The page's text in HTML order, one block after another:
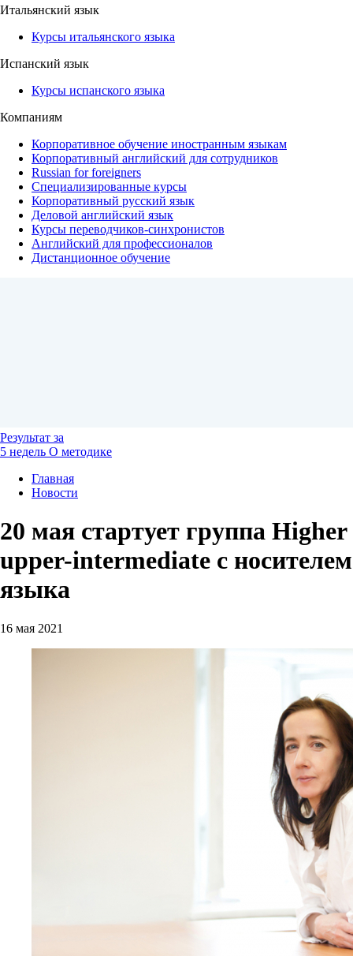
Итальянский язык
Курсы итальянского языка
Испанский язык
Курсы испанского языка
Компаниям
Корпоративное обучение иностранным языкам
Корпоративный английский для сотрудников
Russian for foreigners
Специализированные курсы
Корпоративный русский язык
Деловой английский язык
Курсы переводчиков-синхронистов
Английский для профессионалов
Дистанционное обучение
Результат за
5 недель О методике
Главная
Новости
20 мая стартует группа Higher
upper-intermediate с носителем
языка
16 мая 2021